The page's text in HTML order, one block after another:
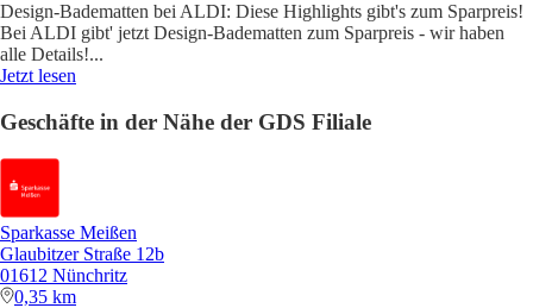
Design-Badematten bei ALDI: Diese Highlights gibt's zum Sparpreis!
Bei ALDI gibt' jetzt Design-Badematten zum Sparpreis - wir haben
alle Details!...
Jetzt lesen
Geschäfte in der Nähe der GDS Filiale
Sparkasse Meißen
Glaubitzer Straße 12b
01612 Nünchritz
0,35 km